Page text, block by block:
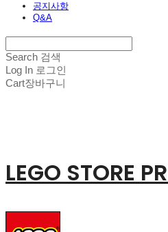
공지사항
Q&A
Search 검색
Log In 로그인
Cart장바구니
LEGO STORE